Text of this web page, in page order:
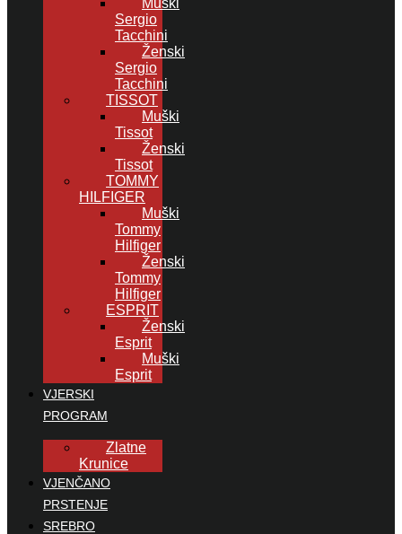
Muški
Sergio
Tacchini
Ženski
Sergio
Tacchini
TISSOT
Muški
Tissot
Ženski
Tissot
TOMMY
HILFIGER
Muški
Tommy
Hilfiger
Ženski
Tommy
Hilfiger
ESPRIT
Ženski
Esprit
Muški
Esprit
VJERSKI
PROGRAM
Zlatne
Krunice
VJENČANO
PRSTENJE
SREBRO